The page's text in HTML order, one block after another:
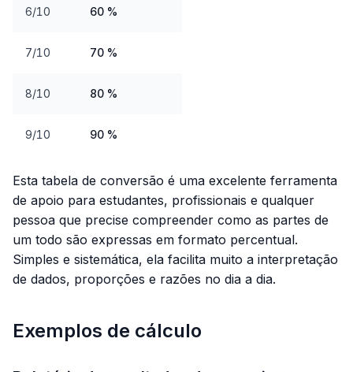
6/10 60 %
7/10 70 %
8/10 80 %
9/10 90 %
Esta tabela de conversão é uma excelente ferramenta
de apoio para estudantes, profissionais e qualquer
pessoa que precise compreender como as partes de
um todo são expressas em formato percentual.
Simples e sistemática, ela facilita muito a interpretação
de dados, proporções e razões no dia a dia.
Exemplos de cálculo